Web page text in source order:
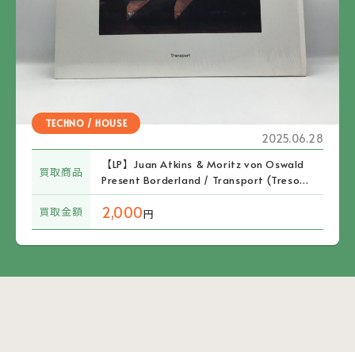
TECHNO / HOUSE
2025.06.28
買取商品
【LP】Juan Atkins & Moritz von Oswald
Present Borderland / Transport (Tresor.
285LP)
買取金額
2,000円